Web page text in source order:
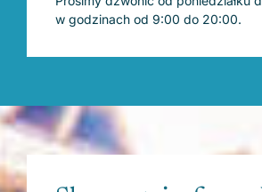
w godzinach od 9:00 do 20:00.